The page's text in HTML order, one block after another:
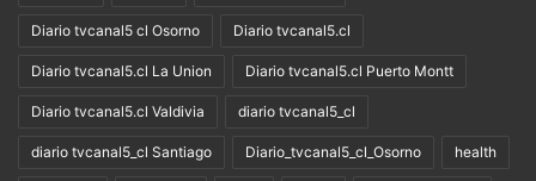
Diario tvcanal5 cl Osorno Diario tvcanal5.cl
Diario tvcanal5.cl La Union Diario tvcanal5.cl Puerto Montt
Diario tvcanal5.cl Valdivia diario tvcanal5_cl
diario tvcanal5_cl Santiago Diario_tvcanal5_cl_Osorno health